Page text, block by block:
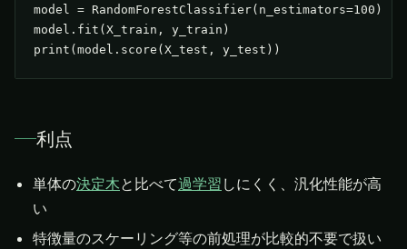
model = RandomForestClassifier(n_estimators=100)
model.fit(X_train, y_train)
print(model.score(X_test, y_test))
利点
単体の決定木と比べて過学習 しにくく、汎化性能が高
い
特徴量のスケーリング等の前処理が比較的不要で扱い